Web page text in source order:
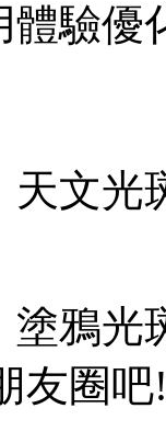
體驗優
天文
塗鴉
友圈吧